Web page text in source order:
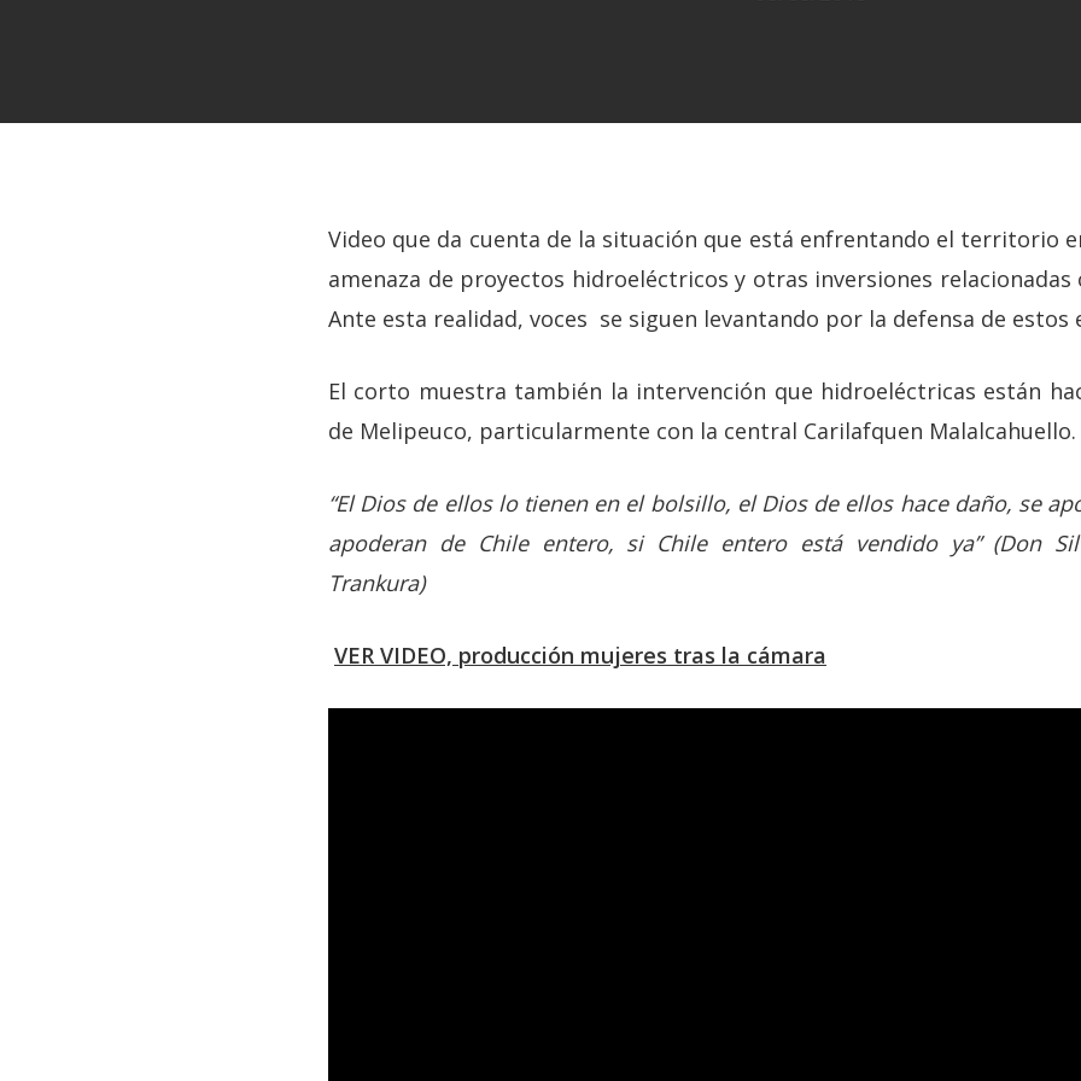
Hit enter to search or ESC to close
Video que da cuenta de la situación que está enfrentando el territorio
amenaza de proyectos hidroeléctricos y otras inversiones
Ante esta realidad, voces se siguen levantando por la defensa de estos
El corto muestra también la intervención que hidroeléctricas están
de Melipeuco, particularmente con la central Carilafquen Malalcahuello.
“El Dios de ellos lo tienen en el bolsillo, el Dios de ellos hace daño, se
apoderan de Chile entero, si Chile entero está vendido ya” (Don
Trankura)
VER VIDEO, producción mujeres tras la cámara